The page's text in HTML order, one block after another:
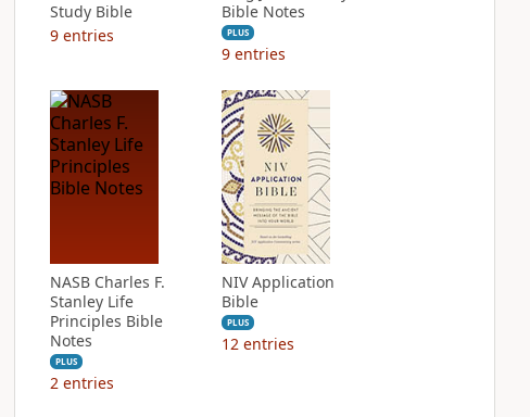
Study Bible
9 entries
Bible Notes
PLUS
9 entries
NASB Charles F.
Stanley Life
Principles Bible
Notes
PLUS
2 entries
NIV Application
Bible
PLUS
12 entries